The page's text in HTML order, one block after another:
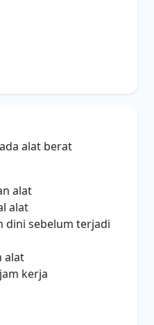
alat berat
alat
alat
dini sebelum terjadi
alat
kerja